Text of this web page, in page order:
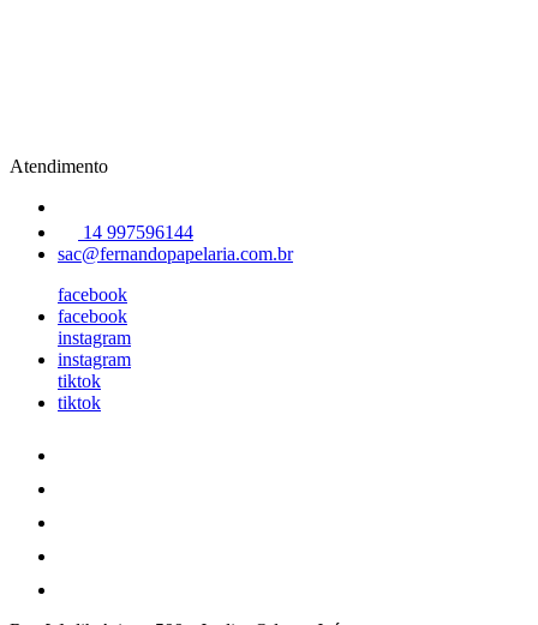
Atendimento
14 997596144
sac@fernandopapelaria.com.br
facebook
facebook
instagram
instagram
tiktok
tiktok